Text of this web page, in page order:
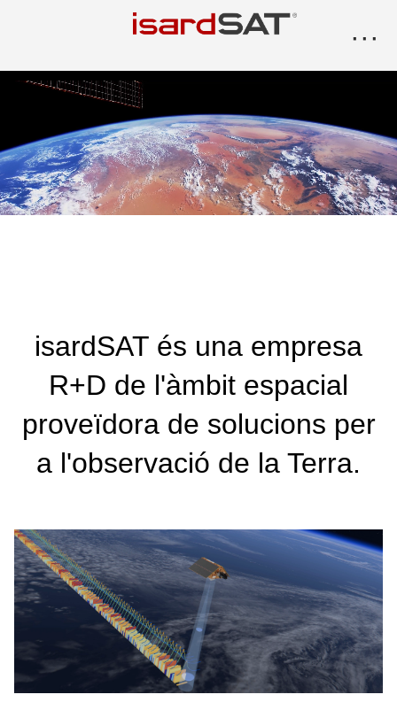
···
isardSAT és una empresa
R+D de l'àmbit espacial
proveïdora de solucions per
a l'observació de la Terra.